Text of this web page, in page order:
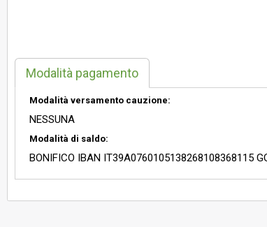
Modalità pagamento
Modalità versamento cauzione:
NESSUNA
Modalità di saldo:
BONIFICO IBAN IT39A0760105138268108368115